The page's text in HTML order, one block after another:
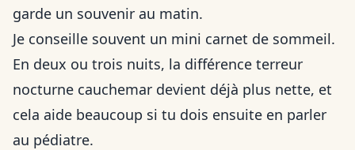
garde un souvenir au matin.
Je conseille souvent un mini carnet de sommeil.
En deux ou trois nuits, la différence terreur
nocturne cauchemar devient déjà plus nette, et
cela aide beaucoup si tu dois ensuite en parler
au pédiatre.